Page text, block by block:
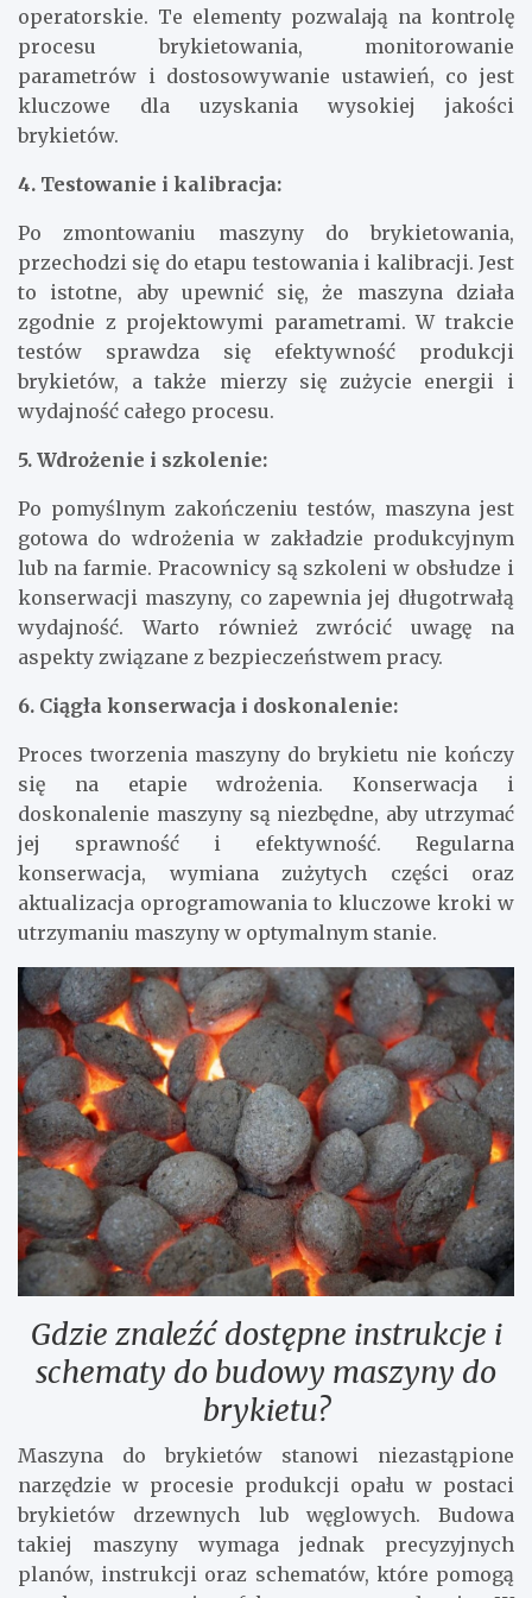
operatorskie. Te elementy pozwalają na kontrolę
procesu brykietowania, monitorowanie
parametrów i dostosowywanie ustawień, co jest
kluczowe dla uzyskania wysokiej jakości
brykietów.
4. Testowanie i kalibracja:
Po zmontowaniu maszyny do brykietowania,
przechodzi się do etapu testowania i kalibracji. Jest
to istotne, aby upewnić się, że maszyna działa
zgodnie z projektowymi parametrami. W trakcie
testów sprawdza się efektywność produkcji
brykietów, a także mierzy się zużycie energii i
wydajność całego procesu.
5. Wdrożenie i szkolenie:
Po pomyślnym zakończeniu testów, maszyna jest
gotowa do wdrożenia w zakładzie produkcyjnym
lub na farmie. Pracownicy są szkoleni w obsłudze i
konserwacji maszyny, co zapewnia jej długotrwałą
wydajność. Warto również zwrócić uwagę na
aspekty związane z bezpieczeństwem pracy.
6. Ciągła konserwacja i doskonalenie:
Proces tworzenia maszyny do brykietu nie kończy
się na etapie wdrożenia. Konserwacja i
doskonalenie maszyny są niezbędne, aby utrzymać
jej sprawność i efektywność. Regularna
konserwacja, wymiana zużytych części oraz
aktualizacja oprogramowania to kluczowe kroki w
utrzymaniu maszyny w optymalnym stanie.
Gdzie znaleźć dostępne instrukcje i
schematy do budowy maszyny do
brykietu?
Maszyna do brykietów stanowi niezastąpione
narzędzie w procesie produkcji opału w postaci
brykietów drzewnych lub węglowych. Budowa
takiej maszyny wymaga jednak precyzyjnych
planów, instrukcji oraz schematów, które pomogą